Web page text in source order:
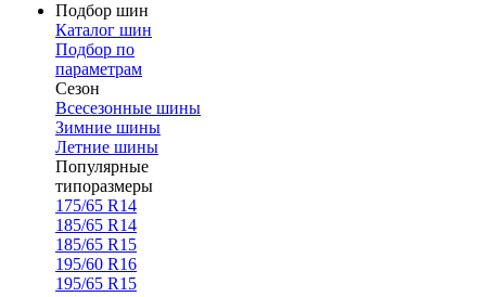
Подбор шин
Каталог шин
Подбор по
параметрам
Сезон
Всесезонные шины
Зимние шины
Летние шины
Популярные
типоразмеры
175/65 R14
185/65 R14
185/65 R15
195/60 R16
195/65 R15